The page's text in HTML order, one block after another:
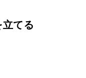
てる